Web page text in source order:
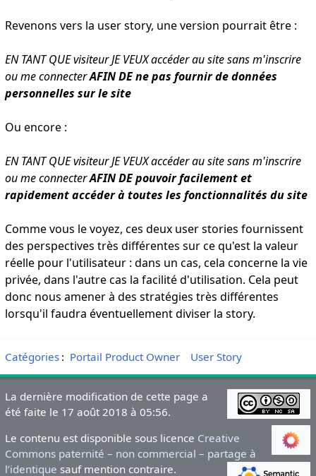
Revenons vers la user story, une version pourrait être :
EN TANT QUE visiteur JE VEUX accéder au site sans m'inscrire
ou me connecterAFIN DE ne pas fournir de données
personnelles sur le site
Ou encore :
EN TANT QUE visiteur JE VEUX accéder au site sans m'inscrire
ou me connecterAFIN DE pouvoir facilement et
rapidementaccéder à toutes les fonctionnalités du site
Comme vous le voyez, ces deux user stories fournissent
des perspectives très différentes sur ce qu'est la valeur
réelle pour l'utilisateur : dans un cas, cela concerne la vie
privée, dans l'autre cas la facilité d'utilisation. Cela peut
donc nous amener à des stratégies très différentes
lorsqu'il faudra éventuellement diviser la story.
Catégories: Portail Product Owner User Story
La dernière modification de cette page a
été faite le 17 août 2018 à 05:56.
Le contenu est disponible sous licence Creative
Commons paternité – non commercial – partage à
l’identique sauf mention contraire.